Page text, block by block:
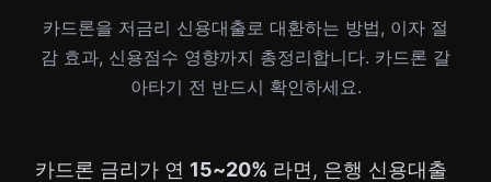
카드론을 저금리 신용대출로 대환하는 방법, 이자 절
감 효과, 신용점수 영향까지 총정리합니다. 카드론 갈
아타기 전 반드시 확인하세요.
카드론 금리가 연 15~20% 라면, 은행 신용대출